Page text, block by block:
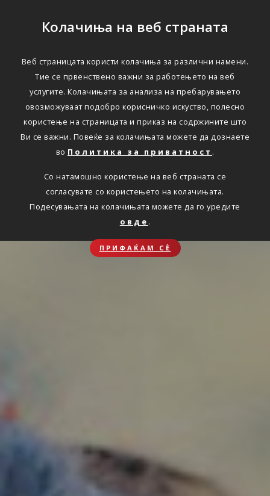
Колачиња на веб страната
Веб страницата користи колачиња за различни намени.
Тие се првенствено важни за работењето на веб
услугите. Колачињата за анализа на пребарувањето
овозможуваат подобро корисничко искуство, полесно
користење на страницата и приказ на содржините што
Ви се важни. Повеќе за колачињата можете да дознаете
во Политика за приватност .
Со натамошно користење на веб страната се
согласувате со користењето на колачињата.
Подесувањата на колачињата можете да го уредите
овде .
ПРИФАЌАМ СЀ